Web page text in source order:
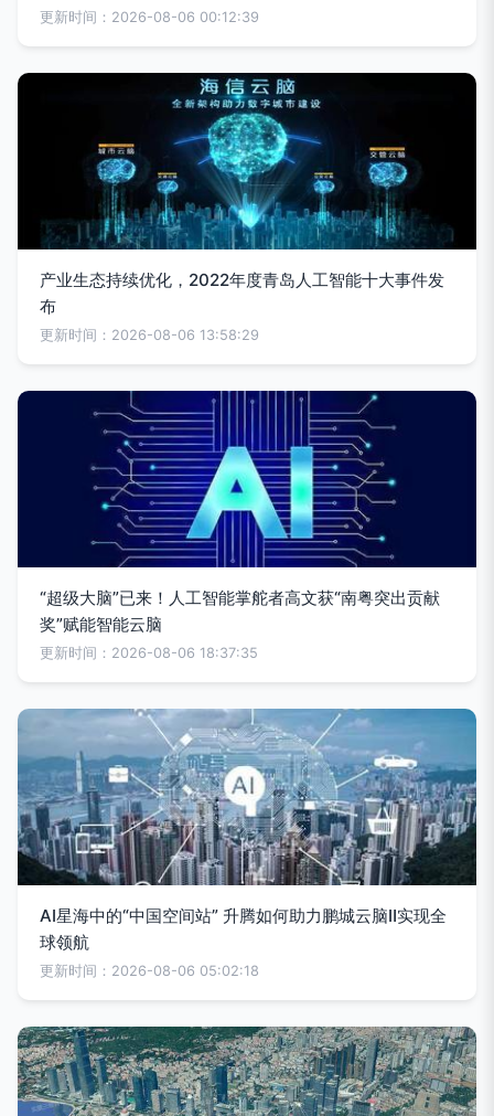
更新时间：2026-08-06 00:12:39
产业生态持续优化，2022年度青岛人工智能十大事件发
布
更新时间：2026-08-06 13:58:29
“超级大脑”已来！人工智能掌舵者高文获“南粤突出贡献
奖”赋能智能云脑
更新时间：2026-08-06 18:37:35
AI星海中的“中国空间站” 升腾如何助力鹏城云脑Ⅱ实现全
球领航
更新时间：2026-08-06 05:02:18